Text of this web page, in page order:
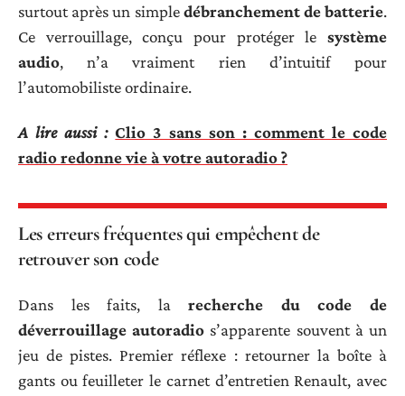
surtout après un simpledébranchement de batterie.
Ce verrouillage, conçu pour protéger le système
audio, n’a vraiment rien d’intuitif pour
l’automobiliste ordinaire.
A lire aussi : Clio 3 sans son : comment le code
radio redonne vie à votre autoradio ?
Les erreurs fréquentes qui empêchent de
retrouver son code
Dans les faits, larecherche du code de
déverrouillage autoradio s’apparente souvent à un
jeu de pistes. Premier réflexe : retourner la boîte à
gants ou feuilleter le carnet d’entretien Renault, avec